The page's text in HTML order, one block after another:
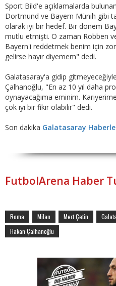
Sport Bild'e açıklamalarda
Dortmund ve Bayern Münih gibi
olarak iyi bir hedef. Bir dönem
mutlu etmişti. O zaman Robben
Bayern'i reddetmek benim için
gelirse hayır diyemem" dedi.
Galatasaray'a gidip
Çalhanoğlu, "En az 10 yıl daha
oynayacağıma eminim.
çok iyi bir fikir olabilir" dedi.
Son dakika Galatasaray
FutbolArena Haber
Roma Milan Mert Çetin
Hakan Çalhanoğlu